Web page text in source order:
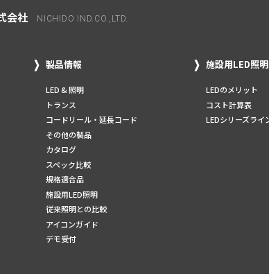
会社 NICHIDO IND.CO.,LTD.
製品情報
LED & 照明
トランス
コードリール・延長コード
その他の製品
カタログ
スペック比較
規格適合品
施設用LED照明
従来照明との比較
アイコンガイド
デモ受付
施設用LED照明
LEDのメリット
コスト計算表
LEDシリーズライ